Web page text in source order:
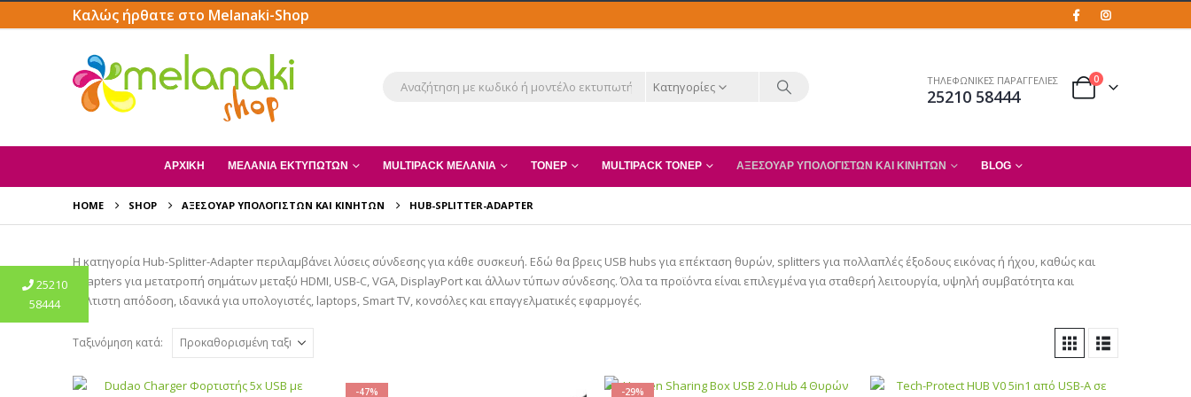
Καλώς ήρθατε στο Melanaki-Shop
Κατηγορίες ΤΗΛΕΦΩΝΙΚΕΣ ΠΑΡΑΓΓΕΛΙΕΣ
25210 58444
0
ΑΡΧΙΚΗ ΜΕΛΆΝΙΑ ΕΚΤΥΠΩΤΏΝ MULTIPACK ΜΕΛΆΝΙΑ ΤΌΝΕΡ MULTIPACK ΤΌΝΕΡ ΑΞΕΣΟΥΆΡ ΥΠΟΛΟΓΙΣΤΏΝ ΚΑΙ ΚΙΝΗΤΏΝ BLOG
HOME SHOP ΑΞΕΣΟΥΆΡ ΥΠΟΛΟΓΙΣΤΏΝ ΚΑΙ ΚΙΝΗΤΏΝ HUB-SPLITTER-ADAPTER
Η κατηγορία Hub-Splitter-Adapter περιλαμβάνει λύσεις σύνδεσης για κάθε συσκευή. Εδώ θα βρεις USB hubs για επέκταση θυρών, splitters για πολλαπλές έξοδους εικόνας ή ήχου, καθώς και
adapters για μετατροπή σημάτων μεταξύ HDMI, USB-C, VGA, DisplayPort και άλλων τύπων σύνδεσης. Όλα τα προϊόντα είναι επιλεγμένα για σταθερή λειτουργία, υψηλή συμβατότητα και
βέλτιστη απόδοση, ιδανικά για υπολογιστές, laptops, Smart TV, κονσόλες και επαγγελματικές εφαρμογές.
Ταξινόμηση κατά:
-47% -29%
25210
58444